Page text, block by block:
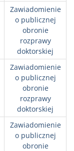
Zawiadomienie
o publicznej
obronie
rozprawy
doktorskiej
Zawiadomienie
o publicznej
obronie
rozprawy
doktorskiej
Zawiadomienie
o publicznej
obronie